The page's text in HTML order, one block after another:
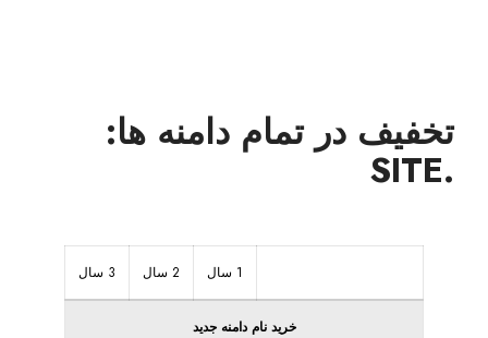
تخفیف در تمام دامنه ها:
.SITE
1 سال 2 سال 3 سال
خرید نام دامنه جدید